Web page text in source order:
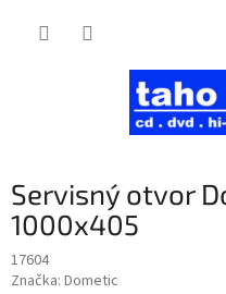
Servisný otvor
1000x405
17604
Značka: Dometic